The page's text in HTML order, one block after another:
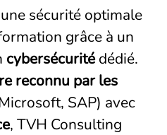
sécurité optimale
grâce à un
cybersécuritédédié.
reconnu par les
SAP) avec
, TVH Consulting